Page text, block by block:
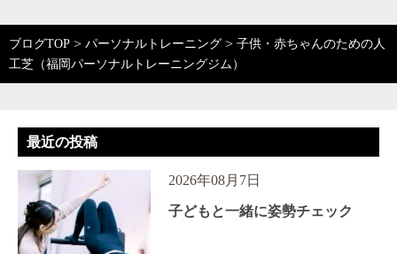
ブログTOP > パーソナルトレーニング > 子供・赤ちゃんのための人
工芝（福岡パーソナルトレーニングジム）
最近の投稿
2026年08月7日
子どもと一緒に姿勢チェック